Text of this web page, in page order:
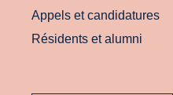
Appels et candidatures
Résidents et alumni